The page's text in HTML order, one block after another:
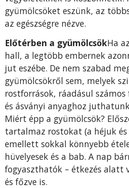
gyümölcsöket eszünk, az
az egészségre nézve.
Előtérben a gyümölcsökHa
hall, a legtöbb embernek
jut eszébe. De nem szabad
gyümölcsökről sem, melyek
rostforrások, ráadásul
és ásványi anyaghoz
Miért épp a gyümölcsök?
tartalmaz rostokat (a héjuk és
emellett sokkal könnyebb
hüvelyesek és a bab. A nap
fogyaszthatók – étkezés alatt
és főzve is.